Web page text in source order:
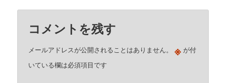
コメントを残す
メールアドレスが公開されることはありません。 ※ が付
いている欄は必須項目です